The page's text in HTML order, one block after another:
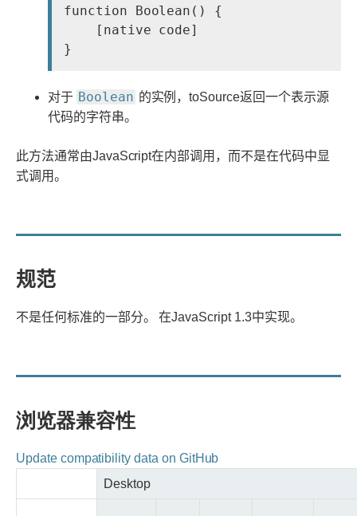
function Boolean() {
    [native code]
对于 Boolean 的实例，toSource返回一个表示源
代码的字符串。
此方法通常由JavaScript在内部调用，而不是在代码中显
式调用。
规范
不是任何标准的一部分。 在JavaScript 1.3中实现。
浏览器兼容性
Update compatibility data on GitHub
Desktop